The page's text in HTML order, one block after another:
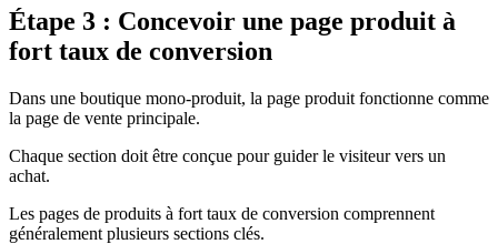
Étape 3 : Concevoir une page produit à
fort taux de conversion
Dans une boutique mono-produit, la page produit fonctionne comme
la page de vente principale.
Chaque section doit être conçue pour guider le visiteur vers un
achat.
Les pages de produits à fort taux de conversion comprennent
généralement plusieurs sections clés.